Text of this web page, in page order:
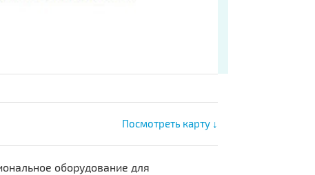
Посмотреть карту ↓
оборудование для